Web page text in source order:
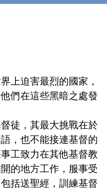
上迫害最烈的國家，
們在這些黑暗之處發
徒，其最大挑戰在於
，也不能接連基督的
工致力在其他基督教
的地方工作，服事受
括送聖經，訓練基督